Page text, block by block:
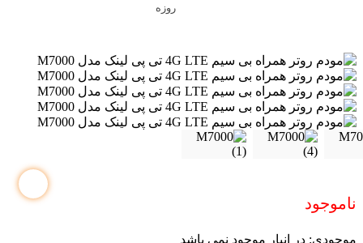
روزه
ناموجود
موجودی: در انبار موجود نمی باشد